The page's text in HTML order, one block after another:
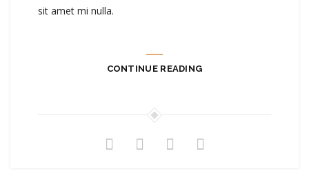
sit amet mi nulla.
CONTINUE READING